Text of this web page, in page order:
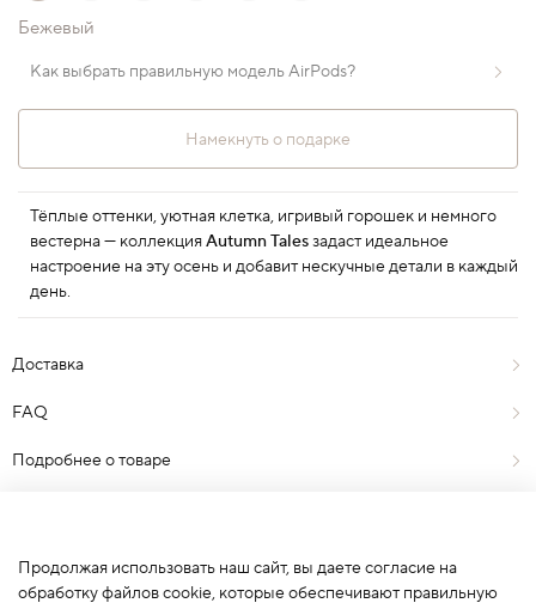
Бежевый
Как выбрать правильную модель AirPods?
Намекнуть о подарке
Тёплые оттенки, уютная клетка, игривый горошек и немного
вестерна — коллекцияAutumn Talesзадаст идеальное
настроение на эту осень и добавит нескучные детали в каждый
день.
Доставка
FAQ
Подробнее о товаре
Продолжая использовать наш сайт, вы даете согласие на
обработку файлов cookie, которые обеспечивают правильную